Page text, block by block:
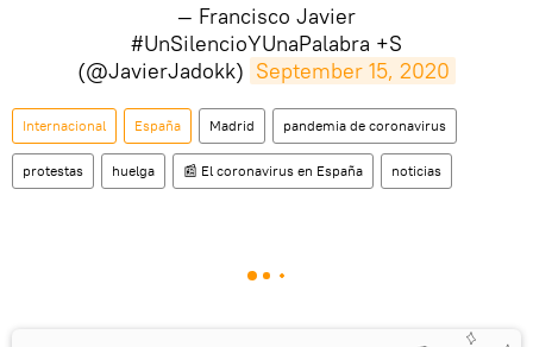
— Francisco Javier
#UnSilencioYUnaPalabra +S
(@JavierJadokk) September 15, 2020
Internacional España Madrid pandemia de coronavirus
protestas huelga 📰 El coronavirus en España noticias